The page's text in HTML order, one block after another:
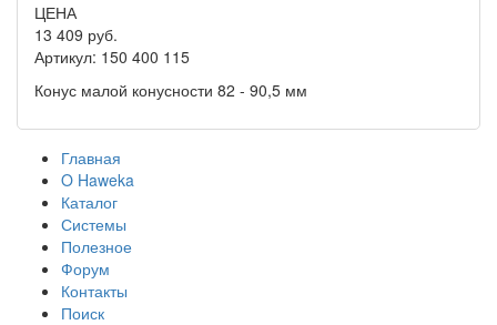
ЦЕНА
13 409 руб.
Артикул: 150 400 115
Конус малой конусности 82 - 90,5 мм
Главная
O Haweka
Каталог
Системы
Полезное
Форум
Контакты
Поиск